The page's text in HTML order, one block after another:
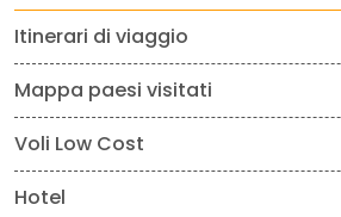
Itinerari di viaggio
Mappa paesi visitati
Voli Low Cost
Hotel